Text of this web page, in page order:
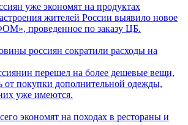
уже экономят на продуктах
жителей России выявило новое
проведенное по заказу ЦБ.
россиян сократили расходы на
перешел на более дешевые вещи,
от покупки дополнительной одежды,
уже имеются.
экономят на походах в рестораны и